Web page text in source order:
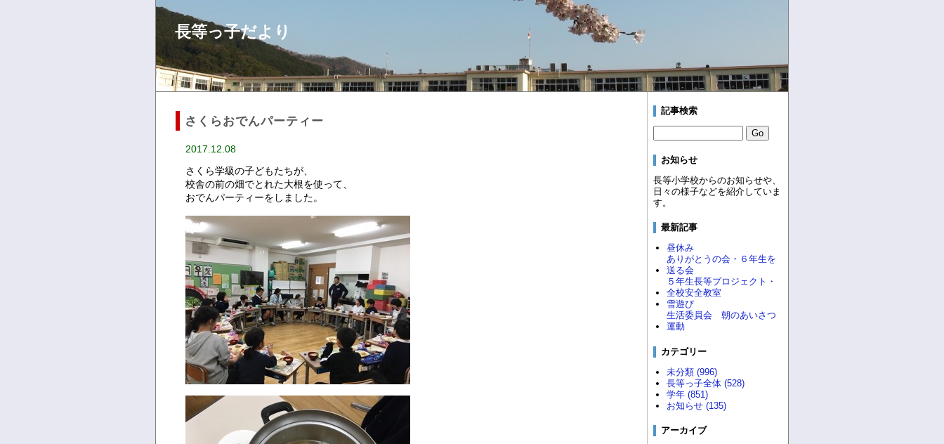
長等っ子だより
さくらおでんパーティー
2017.12.08
さくら学級の子どもたちが、
校舎の前の畑でとれた大根を使って、
おでんパーティーをしました。
記事検索
お知らせ
長等小学校からのお知らせや、
日々の様子などを紹介していま
す。
最新記事
昼休み
ありがとうの会・６年生を
送る会
５年生長等プロジェクト・
全校安全教室
雪遊び
生活委員会 朝のあいさつ
運動
カテゴリー
未分類 (996)
長等っ子全体 (528)
学年 (851)
お知らせ (135)
アーカイブ